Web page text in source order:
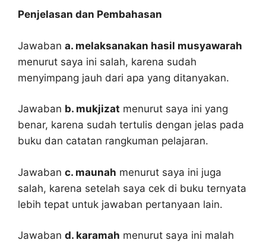
Penjelasan dan Pembahasan
Jawaban a. melaksanakan hasil musyawarah
menurut saya ini salah, karena sudah
menyimpang jauh dari apa yang ditanyakan.
Jawaban b. mukjizat menurut saya ini yang
benar, karena sudah tertulis dengan jelas pada
buku dan catatan rangkuman pelajaran.
Jawaban c. maunah menurut saya ini juga
salah, karena setelah saya cek di buku ternyata
lebih tepat untuk jawaban pertanyaan lain.
Jawaban d. karamah menurut saya ini malah